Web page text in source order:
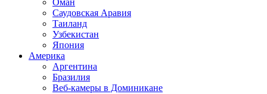
Саудовская Аравия
Таиланд
Узбекистан
Япония
Америка
Аргентина
Бразилия
Веб-камеры в Доминикане